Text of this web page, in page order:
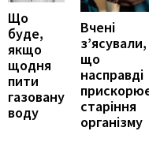
Що
буде,
якщо
щодня
пити
газовану
воду
Вчені
з’ясували,
що
насправді
старіння
організму